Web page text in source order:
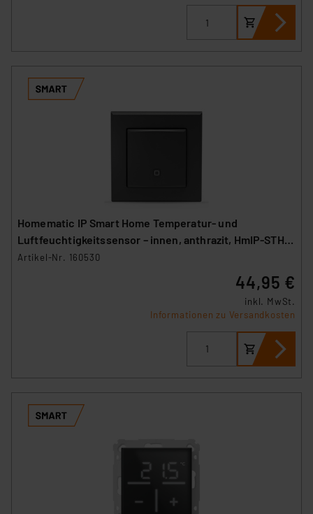
Homematic IP Smart Home Temperatur- und
Luftfeuchtigkeitssensor – innen, anthrazit, HmIP-STH-
A
Artikel-Nr. 160530
44,95 €
inkl. MwSt.
Informationen zu Versandkosten